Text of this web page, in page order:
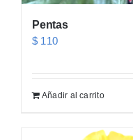
Pentas
$ 110
Añadir al carrito